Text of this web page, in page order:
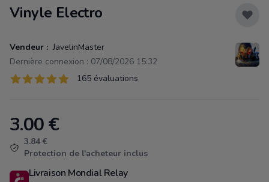
Vinyle Electro
Vendeur : JavelinMaster
Dernière connexion : 07/08/2026 15:32
Évaluations
165 sur 5 étoiles165 évaluations
Product information
3.00€
3.84 €
Protection de l'acheteur inclus
Livraison Mondial Relay